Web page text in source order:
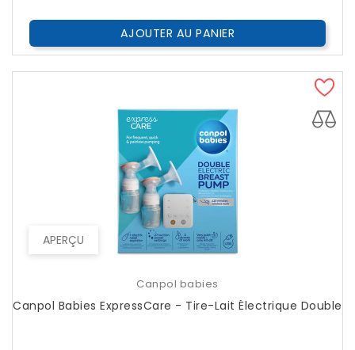
AJOUTER AU PANIER
APERÇU
Canpol babies
Canpol Babies ExpressCare - Tire-Lait Électrique Double